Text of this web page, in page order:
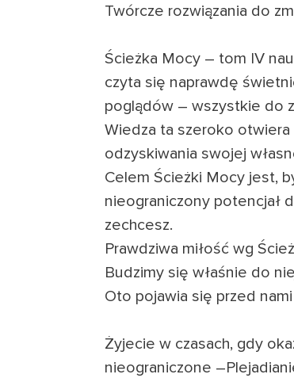
Twórcze rozwiązania do
Ścieżka Mocy – tom IV
czyta się naprawdę
poglądów – wszystkie do
Wiedza ta szeroko
odzyskiwania swojej
Celem Ścieżki Mocy jest,
nieograniczony potencjał
zechcesz.
Prawdziwa miłość wg
Budzimy się właśnie do
Oto pojawia się przed
Żyjecie w czasach, gdy
nieograniczone